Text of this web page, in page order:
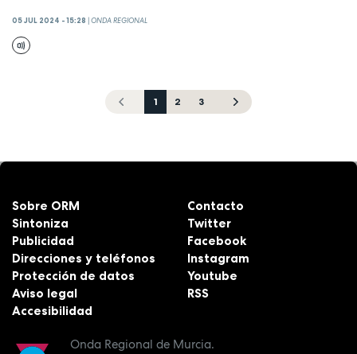
05 JUL 2024 - 15:28 |ONDA REGIONAL
1 2 3
Onda Regional de Murcia.
Sobre ORM
Sintoniza
Publicidad
Direcciones y teléfonos
Protección de datos
Aviso legal
Accesibilidad
Contacto
Twitter
Facebook
Instagram
Youtube
RSS